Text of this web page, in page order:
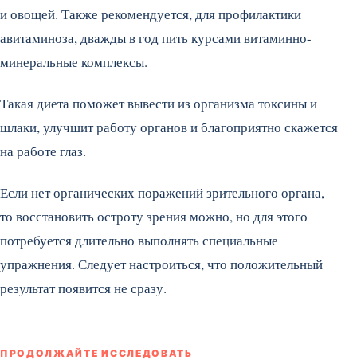
и овощей. Также рекомендуется, для профилактики
авитаминоза, дважды в год пить курсами витаминно-
минеральные комплексы.
Такая диета поможет вывести из организма токсины и
шлаки, улучшит работу органов и благоприятно скажется
на работе глаз.
Если нет органических поражений зрительного органа,
то восстановить остроту зрения можно, но для этого
потребуется длительно выполнять специальные
упражнения. Следует настроиться, что положительный
результат появится не сразу.
ПРОДОЛЖАЙТЕ ИССЛЕДОВАТЬ